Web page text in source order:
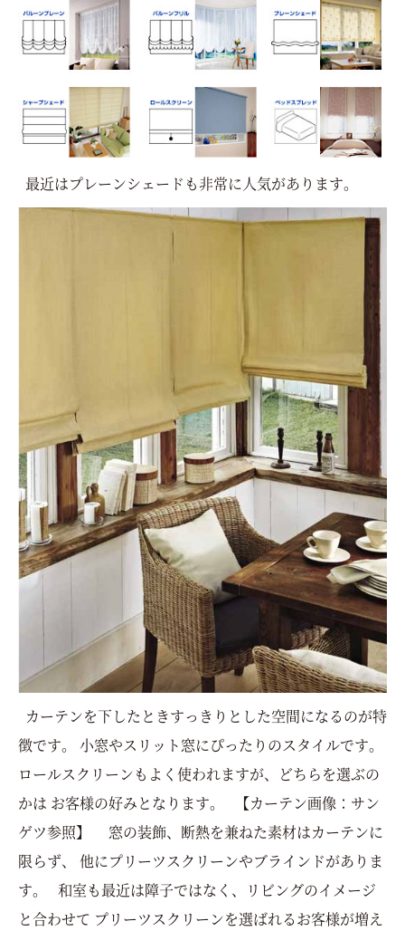
最近はプレーンシェードも非常に人気があります。
カーテンを下したときすっきりとした空間になるのが特
徴です。 小窓やスリット窓にぴったりのスタイルです。
ロールスクリーンもよく使われますが、どちらを選ぶの
かは お客様の好みとなります。 【カーテン画像：サン
ゲツ参照】 窓の装飾、断熱を兼ねた素材はカーテンに
限らず、 他にプリーツスクリーンやブラインドがありま
す。 和室も最近は障子ではなく、リビングのイメージ
と合わせて プリーツスクリーンを選ばれるお客様が増え